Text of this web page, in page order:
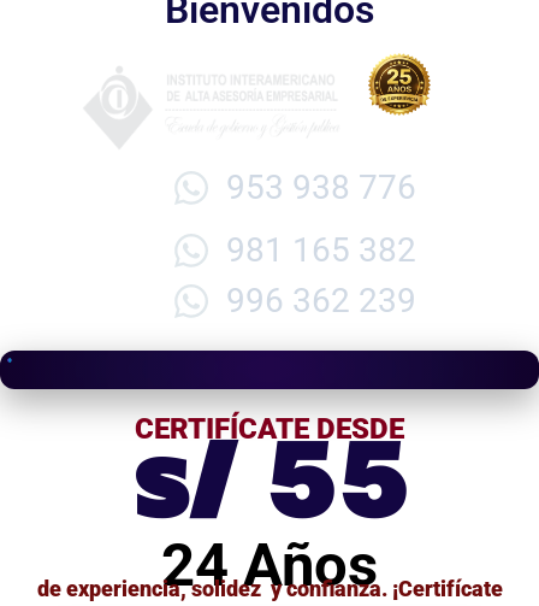
Bienvenidos
953 938 776
981 165 382
996 362 239
CERTIFÍCATE DESDE
s/ 55
24 Años
de experiencia, solidez y confianza. ¡Certifícate